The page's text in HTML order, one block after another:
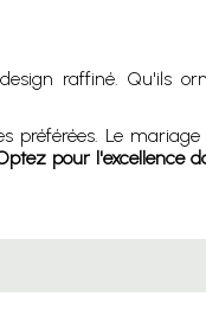
raffiné. Qu'ils
préférées. Le
pour l'excellence